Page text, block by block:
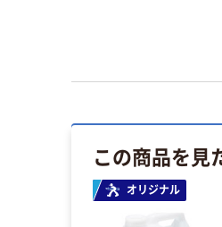
この商品を見
オリジナル